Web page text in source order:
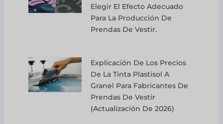
Elegir El Efecto Adecuado
Para La Producción De
Prendas De Vestir.
Explicación De Los Precios
De La Tinta Plastisol A
Granel Para Fabricantes De
Prendas De Vestir
(actualización De 2026)